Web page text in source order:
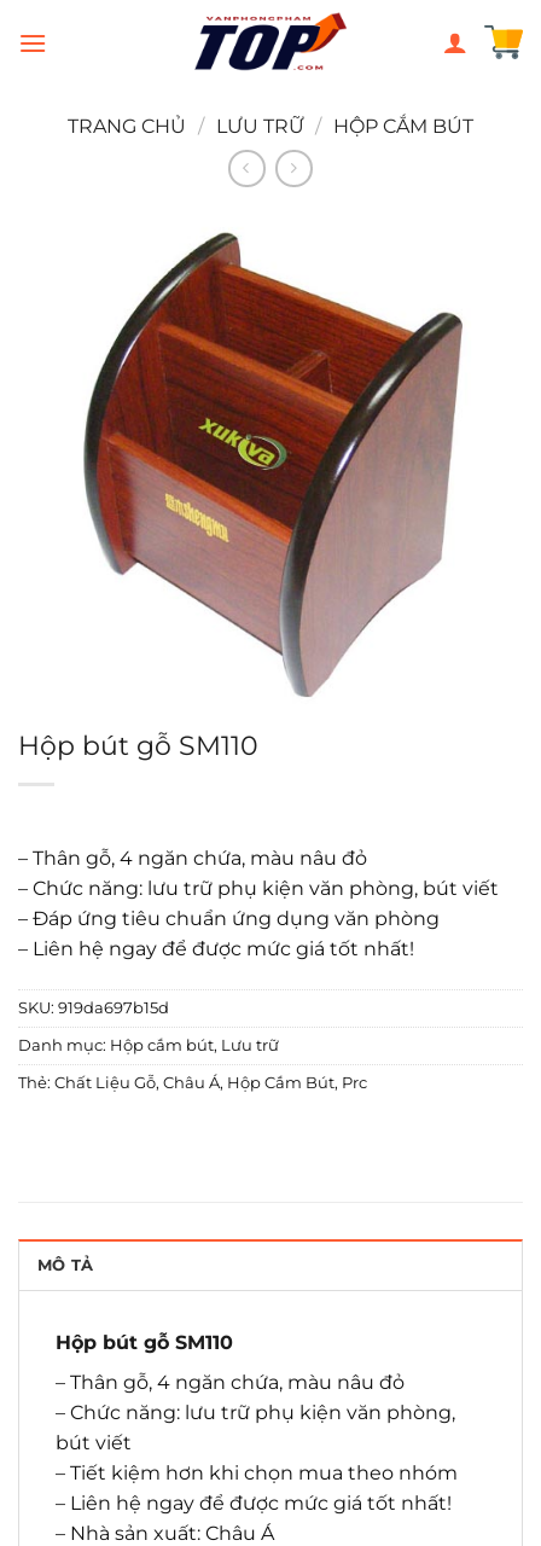
đến
TRANG CHỦ
/ LƯU TRỮ / HỘP CẮM BÚT
Hộp bút gỗ SM110
– Thân gỗ, 4 ngăn chứa, màu nâu đỏ
– Chức năng: lưu trữ phụ kiện văn phòng, bút viết
– Đáp ứng tiêu chuẩn ứng dụng văn phòng
– Liên hệ ngay để được mức giá tốt nhất!
SKU: 919da697b15d
Danh mục: Hộp cắm bút, Lưu trữ
Thẻ: Chất Liệu Gỗ, Châu Á, Hộp Cắm Bút, Prc
MÔ TẢ
Hộp bút gỗ SM110
– Thân gỗ, 4 ngăn chứa, màu nâu đỏ
– Chức năng: lưu trữ phụ kiện văn phòng,
bút viết
– Tiết kiệm hơn khi chọn mua theo nhóm
– Liên hệ ngay để được mức giá tốt nhất!
– Nhà sản xuất: Châu Á